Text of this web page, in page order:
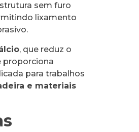
sem furo
lixamento
, que reduz o
proporciona
para trabalhos
e materiais